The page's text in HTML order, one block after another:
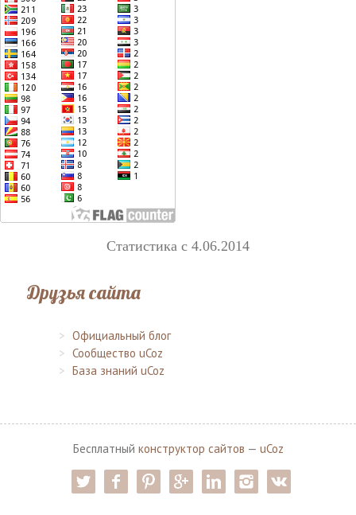
Статистика с 4.06.2014
Друзья сайта
Официальный блог
Сообщество uCoz
База знаний uCoz
Бесплатный конструктор сайтов — uCoz
twitter
facebookpinterestgoogle-pllinkedin instagram